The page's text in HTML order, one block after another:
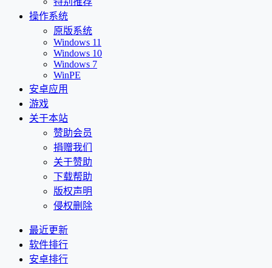
操作系统
原版系统
Windows 11
Windows 10
Windows 7
WinPE
安卓应用
游戏
关于本站
赞助会员
捐赠我们
关于赞助
下载帮助
版权声明
侵权删除
最近更新
软件排行
安卓排行